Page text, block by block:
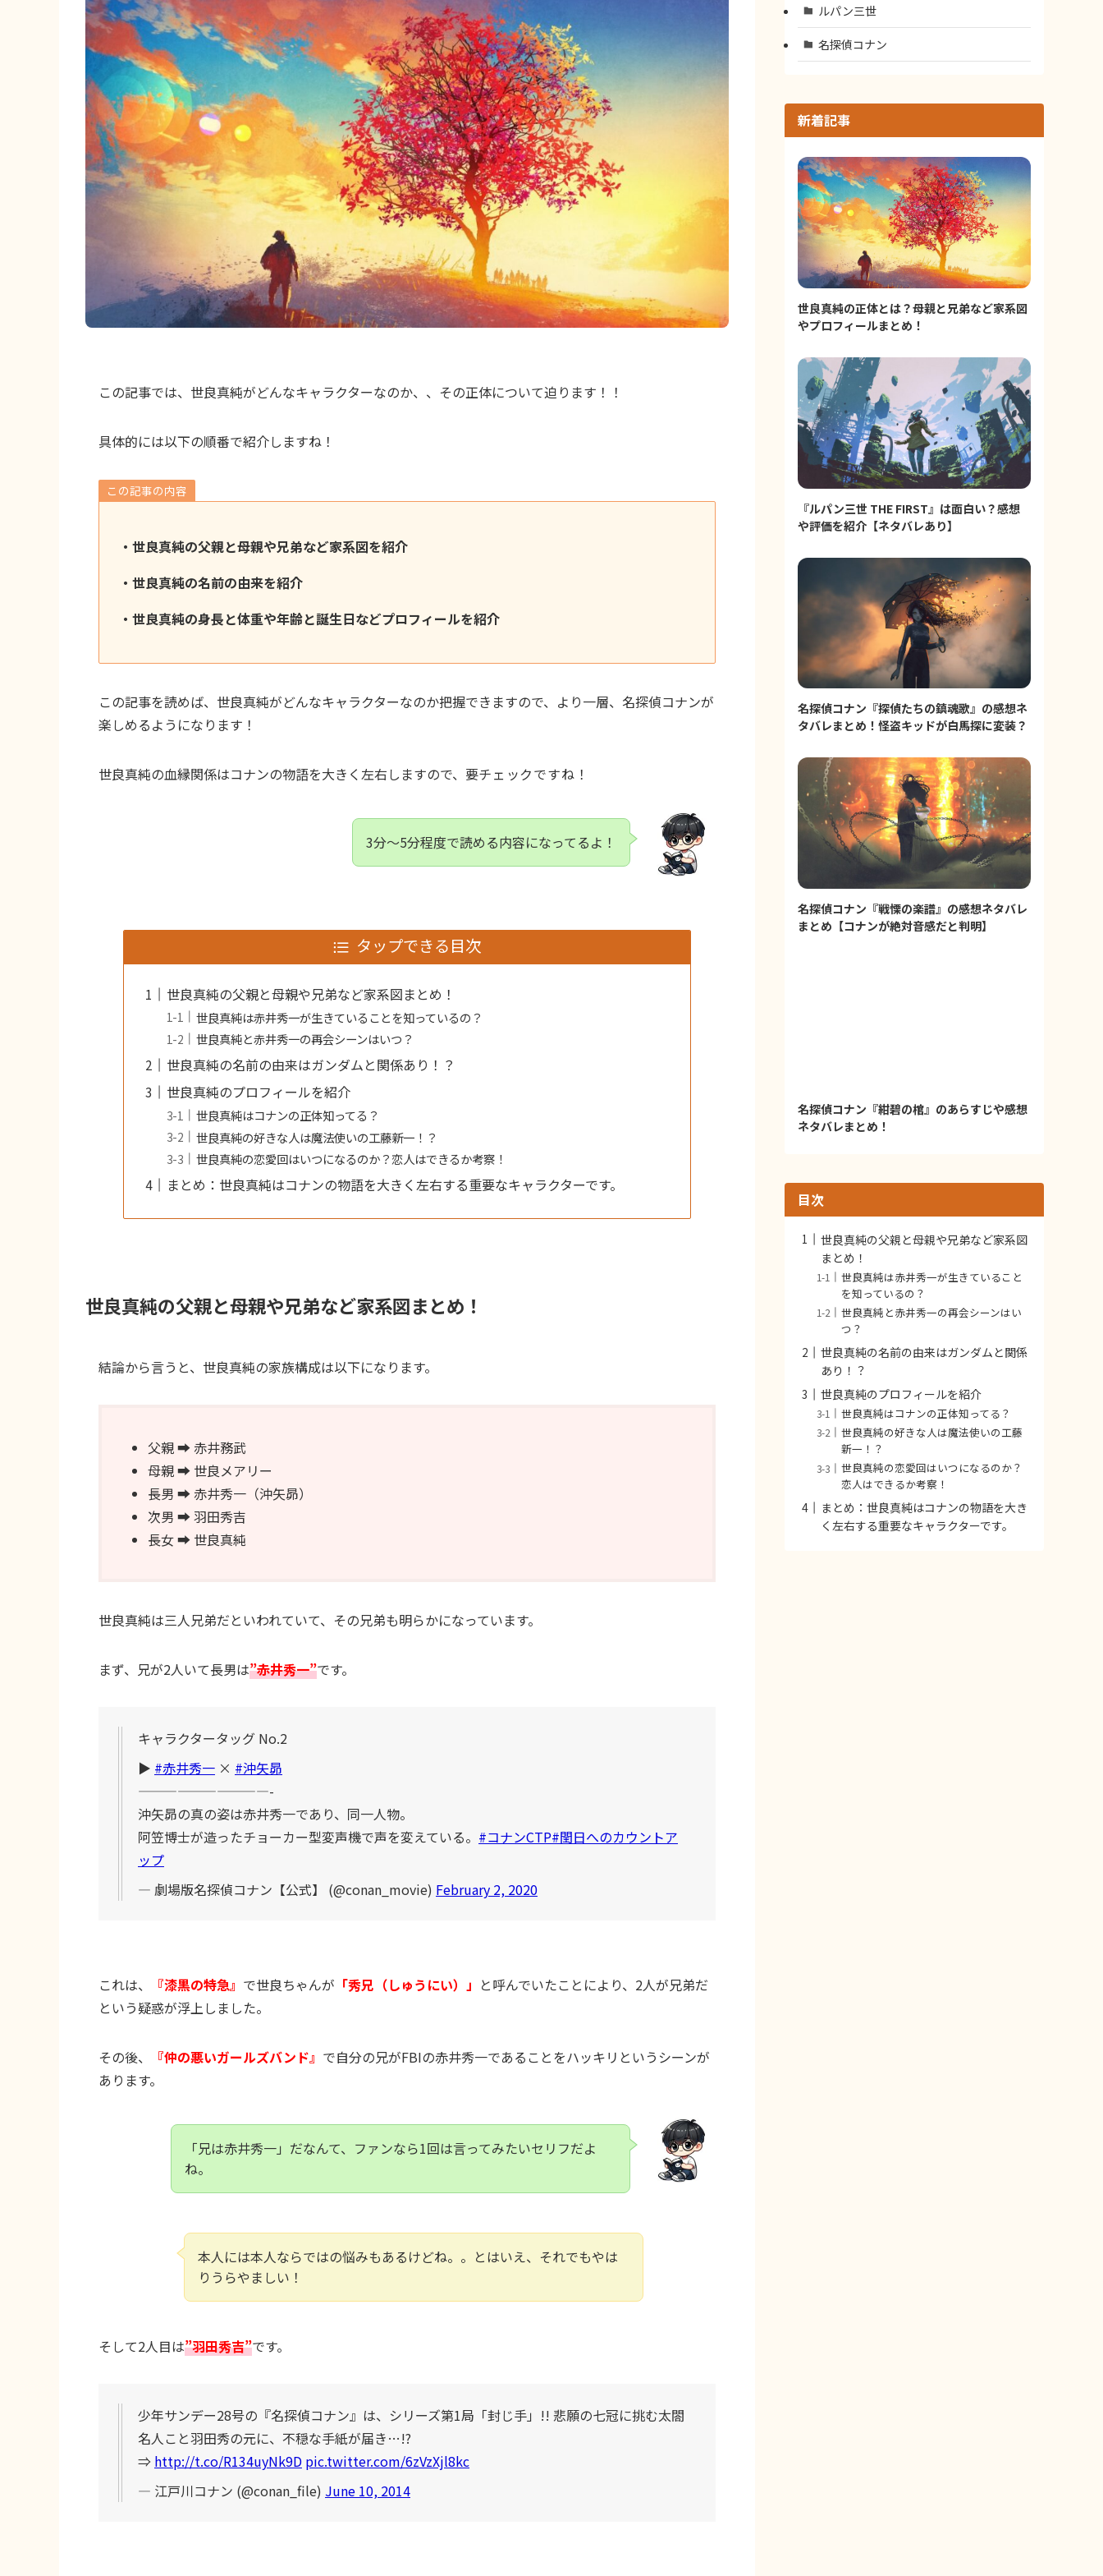
この記事では、世良真純がどんなキャラクターなのか、、その正体について迫ります！！
具体的には以下の順番で紹介しますね！
この記事の内容
・世良真純の父親と母親や兄弟など家系図を紹介
・世良真純の名前の由来を紹介
・世良真純の身長と体重や年齢と誕生日などプロフィールを紹介
この記事を読めば、世良真純がどんなキャラクターなのか把握できますので、より一層、名探偵コナンが
楽しめるようになります！
世良真純の血縁関係はコナンの物語を大きく左右しますので、要チェックですね！
3分〜5分程度で読める内容になってるよ！
タップできる目次
世良真純の父親と母親や兄弟など家系図まとめ！
世良真純は赤井秀一が生きていることを知っているの？
世良真純と赤井秀一の再会シーンはいつ？
世良真純の名前の由来はガンダムと関係あり！？
世良真純のプロフィールを紹介
世良真純はコナンの正体知ってる？
世良真純の好きな人は魔法使いの工藤新一！？
世良真純の恋愛回はいつになるのか？恋人はできるか考察！
まとめ：世良真純はコナンの物語を大きく左右する重要なキャラクターです。
世良真純の父親と母親や兄弟など家系図まとめ！
結論から言うと、世良真純の家族構成は以下になります。
父親 ➡︎ 赤井務武
母親 ➡︎ 世良メアリー
長男 ➡︎ 赤井秀一（沖矢昴）
次男 ➡︎ 羽田秀吉
長女 ➡︎ 世良真純
世良真純は三人兄弟だといわれていて、その兄弟も明らかになっています。
まず、兄が2人いて長男は”赤井秀一”です。
キャラクタータッグ No.2
▶︎ #赤井秀一 × #沖矢昴
——————————-
沖矢昴の真の姿は赤井秀一であり、同一人物。
阿笠博士が造ったチョーカー型変声機で声を変えている。 #コナンCTP#閏日へのカウントア
ップ
— 劇場版名探偵コナン【公式】 (@conan_movie) February 2, 2020
これは、 『漆黒の特急』 で世良ちゃんが 「秀兄（しゅうにい）」 と呼んでいたことにより、2人が兄弟だ
という疑惑が浮上しました。
その後、 『仲の悪いガールズバンド』 で自分の兄がFBIの赤井秀一であることをハッキリというシーンが
あります。
「兄は赤井秀一」だなんて、ファンなら1回は言ってみたいセリフだよ
ね。
本人には本人ならではの悩みもあるけどね。。とはいえ、それでもやは
りうらやましい！
そして2人目は”羽田秀吉”です。
少年サンデー28号の『名探偵コナン』は、シリーズ第1局「封じ手」!! 悲願の七冠に挑む太閤
名人こと羽田秀の元に、不穏な手紙が届き…!?
⇒ http://t.co/R134uyNk9D pic.twitter.com/6zVzXjl8kc
— 江戸川コナン (@conan_file) June 10, 2014
ルパン三世
名探偵コナン
新着記事
世良真純の正体とは？母親と兄弟など家系図
やプロフィールまとめ！
『ルパン三世 THE FIRST』は面白い？感想
や評価を紹介【ネタバレあり】
名探偵コナン『探偵たちの鎮魂歌』の感想ネ
タバレまとめ！怪盗キッドが白馬探に変装？
名探偵コナン『戦慄の楽譜』の感想ネタバレ
まとめ【コナンが絶対音感だと判明】
名探偵コナン『紺碧の棺』のあらすじや感想
ネタバレまとめ！
目次
世良真純の父親と母親や兄弟など家系図
まとめ！
世良真純は赤井秀一が生きていること
を知っているの？
世良真純と赤井秀一の再会シーンはい
つ？
世良真純の名前の由来はガンダムと関係
あり！？
世良真純のプロフィールを紹介
世良真純はコナンの正体知ってる？
世良真純の好きな人は魔法使いの工藤
新一！？
世良真純の恋愛回はいつになるのか？
恋人はできるか考察！
まとめ：世良真純はコナンの物語を大き
く左右する重要なキャラクターです。